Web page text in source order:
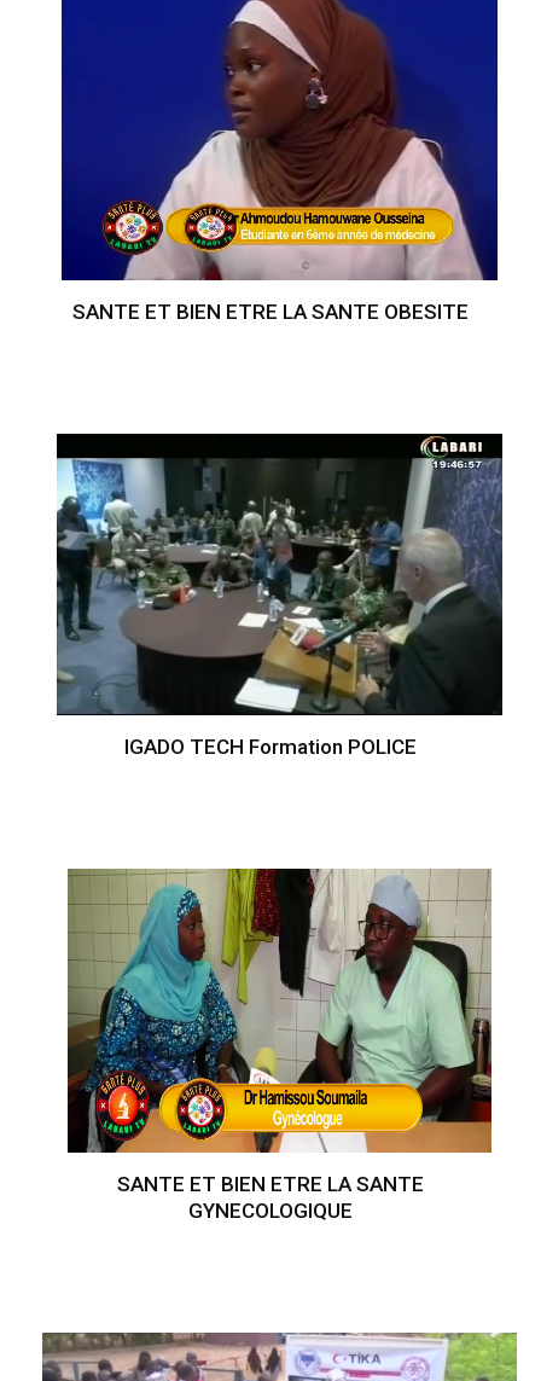
SANTE ET BIEN ETRE LA SANTE OBESITE
IGADO TECH Formation POLICE
SANTE ET BIEN ETRE LA SANTE
GYNECOLOGIQUE